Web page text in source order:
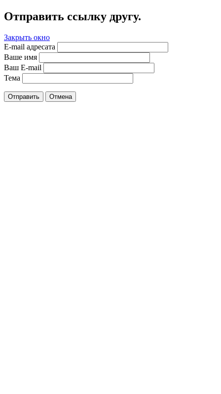
Отправить ссылку другу.
Закрыть окно
E-mail адресата
Ваше имя
Ваш E-mail
Тема
Отправить Отмена